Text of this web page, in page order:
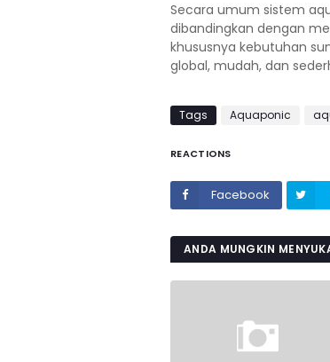
Secara umum sistem
dibandingkan dengan
khususnya kebutuhan
global, mudah, dan
Tags Aquaponic
REACTIONS
Facebook
ANDA MUNGKIN